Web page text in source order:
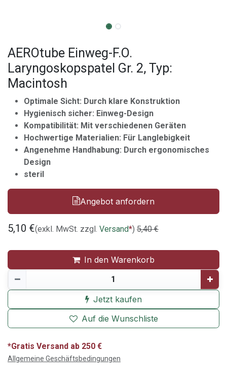
AEROtube Einweg-F.O.
Laryngoskopspatel Gr. 2, Typ:
Macintosh
Optimale Sicht: Durch klare Konstruktion
Hygienisch sicher: Einweg-Design
Kompatibilität: Mit verschiedenen Geräten
Hochwertige Materialien: Für Langlebigkeit
Angenehme Handhabung: Durch ergonomisches
Design
steril
Angebot anfordern
5,10 €(exkl. MwSt. zzgl. Versand*) 5,40€
In den Warenkorb
Jetzt kaufen
Auf die Wunschliste
*Gratis Versand ab 250 €
Allgemeine Geschäftsbedingungen